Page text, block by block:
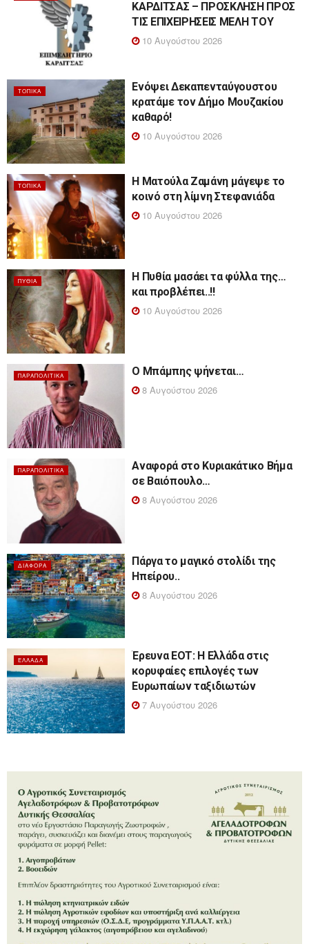
ΚΑΡΔΙΤΣΑΣ – ΠΡΟΣΚΛΗΣΗ ΠΡΟΣ
ΤΙΣ ΕΠΙΧΕΙΡΗΣΕΙΣ ΜΕΛΗ ΤΟΥ
10 Αυγούστου 2026
ΤΟΠΙΚΆ
Ενόψει Δεκαπενταύγουστου
κρατάμε τον Δήμο Μουζακίου
καθαρό!
10 Αυγούστου 2026
ΤΟΠΙΚΆ
Η Ματούλα Ζαμάνη μάγεψε το
κοινό στη λίμνη Στεφανιάδα
10 Αυγούστου 2026
ΠΥΘΊΑ
Η Πυθία μασάει τα φύλλα της…
και προβλέπει..!!
10 Αυγούστου 2026
ΠΑΡΑΠΟΛΙΤΙΚΆ
Ο Μπάμπης ψήνεται…
8 Αυγούστου 2026
ΠΑΡΑΠΟΛΙΤΙΚΆ
Αναφορά στο Κυριακάτικο Βήμα
σε Βαιόπουλο…
8 Αυγούστου 2026
ΔΙΆΦΟΡΑ
Πάργα το μαγικό στολίδι της
Ηπείρου..
8 Αυγούστου 2026
ΕΛΛΆΔΑ
Έρευνα ΕΟΤ: Η Ελλάδα στις
κορυφαίες επιλογές των
Ευρωπαίων ταξιδιωτών
7 Αυγούστου 2026